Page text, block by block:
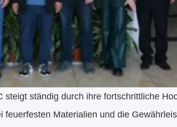
ständig durch ihre fortschrittliche
Materialien und die